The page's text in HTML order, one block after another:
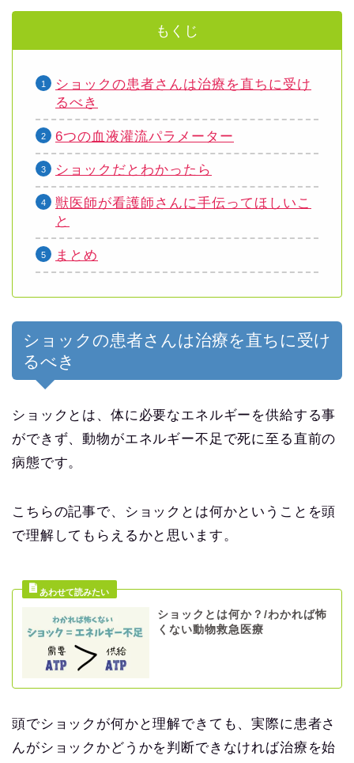
もくじ
ショックの患者さんは治療を直ちに受け
るべき
6つの血液灌流パラメーター
ショックだとわかったら
獣医師が看護師さんに手伝ってほしいこ
と
まとめ
ショックの患者さんは治療を直ちに受け
るべき
ショックとは、体に必要なエネルギーを供給する事
ができず、動物がエネルギー不足で死に至る直前の
病態です。
こちらの記事で、ショックとは何かということを頭
で理解してもらえるかと思います。
ショックとは何か？/わかれば怖
くない動物救急医療
頭でショックが何かと理解できても、実際に患者さ
んがショックかどうかを判断できなければ治療を始